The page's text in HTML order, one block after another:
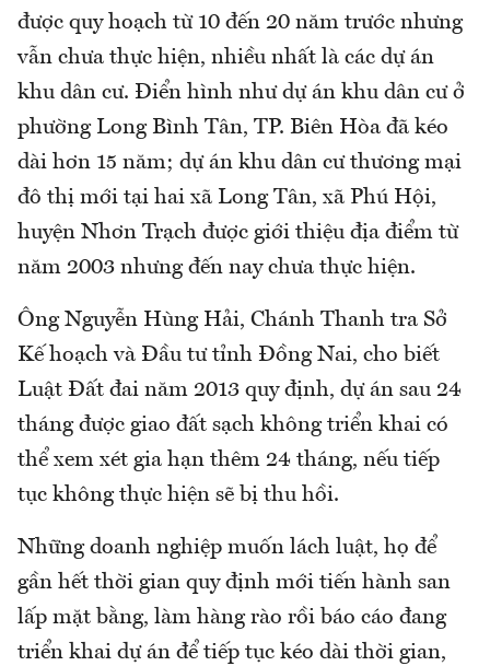
được quy hoạch từ 10 đến 20 năm trước nhưng
vẫn chưa thực hiện, nhiều nhất là các dự án
khu dân cư. Điển hình như dự án khu dân cư ở
phường Long Bình Tân, TP. Biên Hòa đã kéo
dài hơn 15 năm; dự án khu dân cư thương mại
đô thị mới tại hai xã Long Tân, xã Phú Hội,
huyện Nhơn Trạch được giới thiệu địa điểm từ
năm 2003 nhưng đến nay chưa thực hiện.
Ông Nguyễn Hùng Hải, Chánh Thanh tra Sở
Kế hoạch và Đầu tư tỉnh Đồng Nai, cho biết
Luật Đất đai năm 2013 quy định, dự án sau 24
tháng được giao đất sạch không triển khai có
thể xem xét gia hạn thêm 24 tháng, nếu tiếp
tục không thực hiện sẽ bị thu hồi.
Những doanh nghiệp muốn lách luật, họ để
gần hết thời gian quy định mới tiến hành san
lấp mặt bằng, làm hàng rào rồi báo cáo đang
triển khai dự án để tiếp tục kéo dài thời gian,